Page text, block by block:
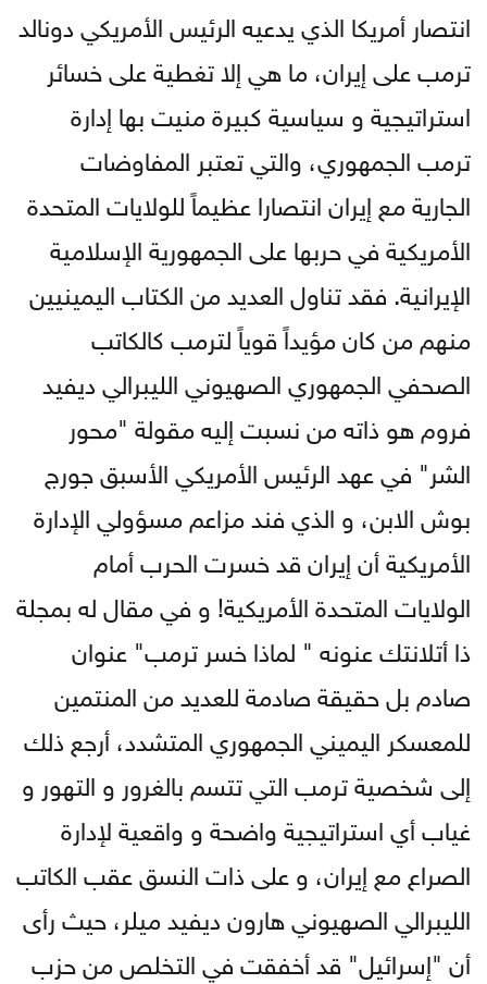
انتصار أمريكا الذي يدعيه الرئيس الأمريكي دونالد
ترمب على إيران، ما هي إلا تغطية على خسائر
استراتيجية و سياسية كبيرة منيت بها إدارة
ترمب الجمهوري، والتي تعتبر المفاوضات
الجارية مع إيران انتصارا عظيماً للولايات المتحدة
الأمريكية في حربها على الجمهورية الإسلامية
الإيرانية. فقد تناول العديد من الكتاب اليمينيين
منهم من كان مؤيداً قوياً لترمب كالكاتب
الصحفي الجمهوري الصهيوني الليبرالي ديفيد
فروم هو ذاته من نسبت إليه مقولة "محور
الشر" في عهد الرئيس الأمريكي الأسبق جورج
بوش الابن، و الذي فند مزاعم مسؤولي الإدارة
الأمريكية أن إيران قد خسرت الحرب أمام
الولايات المتحدة الأمريكية! و في مقال له بمجلة
ذا أتلانتك عنونه " لماذا خسر ترمب" عنوان
صادم بل حقيقة صادمة للعديد من المنتمين
للمعسكر اليميني الجمهوري المتشدد، أرجع ذلك
إلى شخصية ترمب التي تتسم بالغرور و التهور و
غياب أي استراتيجية واضحة و واقعية لإدارة
الصراع مع إيران، و على ذات النسق عقب الكاتب
الليبرالي الصهيوني هارون ديفيد ميلر، حيث رأى
أن "إسرائيل" قد أخفقت في التخلص من حزب